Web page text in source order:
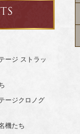
ージ ストラッ
ージクロノグ
機たち